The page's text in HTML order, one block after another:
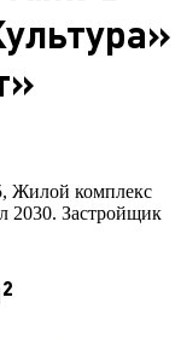
Жилой комплекс
2030. Застройщик